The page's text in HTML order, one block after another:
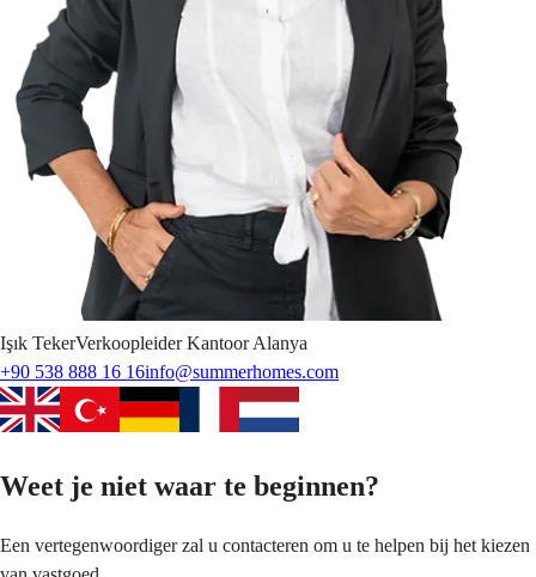
Işık TekerVerkoopleider Kantoor Alanya
+90 538 888 16 16info@summerhomes.com
Weet je niet waar te beginnen?
Een vertegenwoordiger zal u contacteren om u te helpen bij het kiezen